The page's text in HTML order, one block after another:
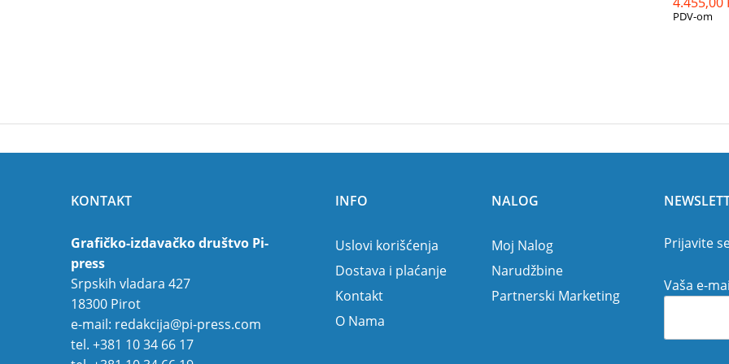
PDV-om
KONTAKT
Grafičko-izdavačko društvo Pi-
press
Srpskih vladara 427
18300 Pirot
e-mail: redakcija@pi-press.com
tel. +381 10 34 66 17
INFO
Uslovi korišćenja
Dostava i plaćanje
Kontakt
O Nama
NALOG
Moj Nalog
Narudžbine
Partnerski Marketing
Prijavite
Vaša e-